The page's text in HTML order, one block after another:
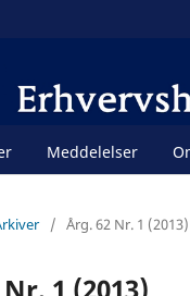
Meddelelser
/ Årg. 62 Nr. 1 (2013)
1 (2013)